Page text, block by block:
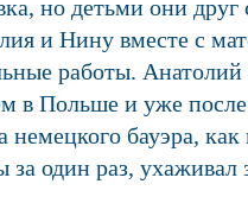
но детьми они друг
и Нину вместе с
работы. Анатолий
в Польше и уже
немецкого бауэра,
за один раз,